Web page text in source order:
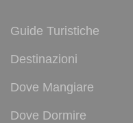
Guide Turistiche
Destinazioni
Dove Mangiare
Dove Dormire